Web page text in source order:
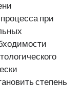
при
степень